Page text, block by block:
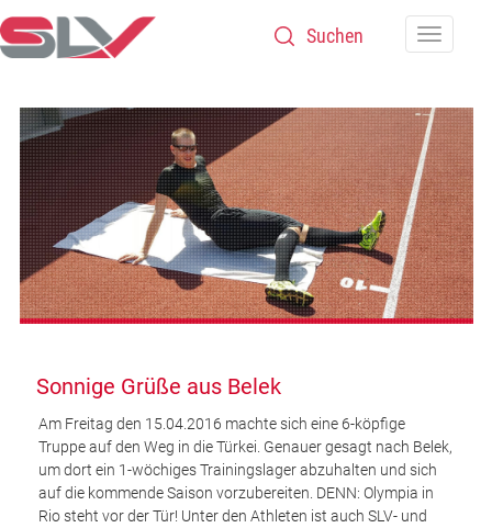
Zum Inhalt
Sonnige Grüße aus Belek
Am Freitag den 15.04.2016 machte sich eine 6-köpfige
Truppe auf den Weg in die Türkei. Genauer gesagt nach Belek,
um dort ein 1-wöchiges Trainingslager abzuhalten und sich
auf die kommende Saison vorzubereiten. DENN: Olympia in
Rio steht vor der Tür! Unter den Athleten ist auch SLV- und